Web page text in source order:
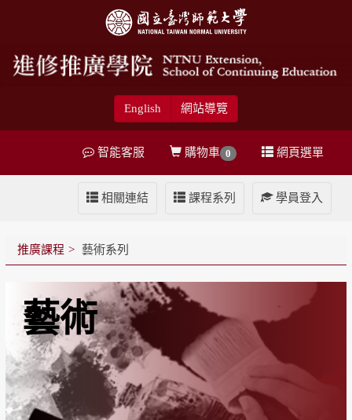
English 網站導覽
網頁選單
購物車 0
智能客服
學員登入
課程系列
相關連結
推廣課程 藝術系列
藝術